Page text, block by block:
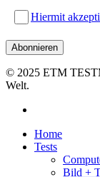
Hiermit
© 2025 ETM
Welt.
Close
Menu
Home
Tests
Bild +